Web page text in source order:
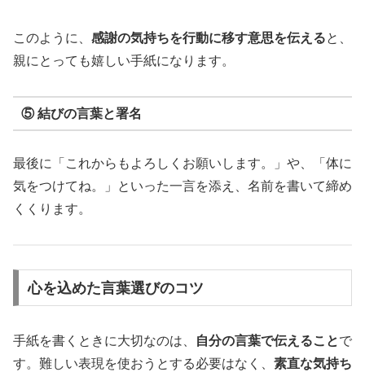
このように、 感謝の気持ちを行動に移す意思を伝えると、
親にとっても嬉しい手紙になります。
⑤ 結びの言葉と署名
最後に「これからもよろしくお願いします。」や、「体に
気をつけてね。」といった一言を添え、名前を書いて締め
くくります。
心を込めた言葉選びのコツ
手紙を書くときに大切なのは、 自分の言葉で伝えることで
す。難しい表現を使おうとする必要はなく、 素直な気持ち